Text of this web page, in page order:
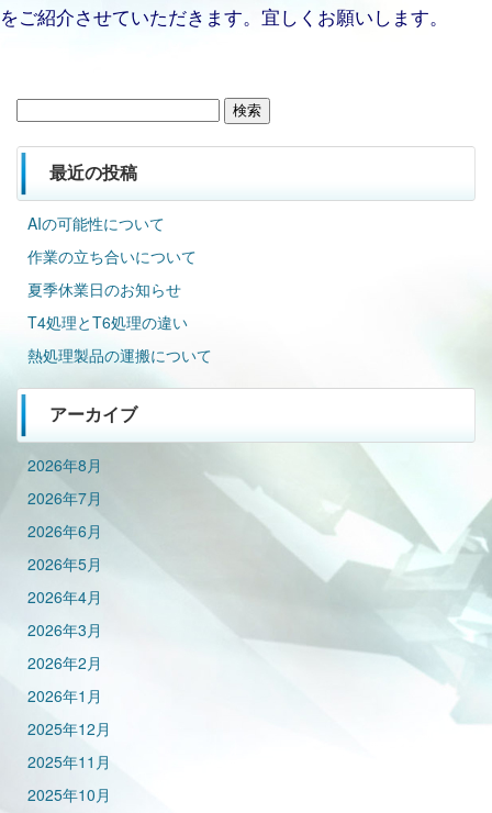
をご紹介させていただきます。宜しくお願いします。
最近の投稿
AIの可能性について
作業の立ち合いについて
夏季休業日のお知らせ
T4処理とT6処理の違い
熱処理製品の運搬について
アーカイブ
2026年8月
2026年7月
2026年6月
2026年5月
2026年4月
2026年3月
2026年2月
2026年1月
2025年12月
2025年11月
2025年10月